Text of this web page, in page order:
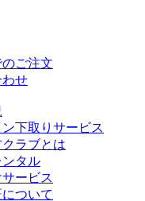
ご注文
わせ
下取りサービス
ラブとは
ンタル
ービス
ついて